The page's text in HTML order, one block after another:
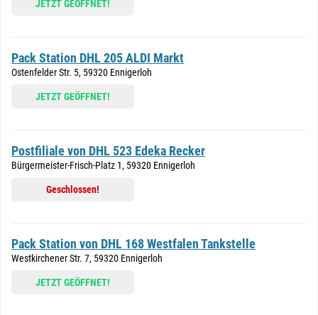
JETZT GEÖFFNET!
Pack Station DHL 205 ALDI Markt
Ostenfelder Str. 5, 59320 Ennigerloh
JETZT GEÖFFNET!
Postfiliale von DHL 523 Edeka Recker
Bürgermeister-Frisch-Platz 1, 59320 Ennigerloh
Geschlossen!
Pack Station von DHL 168 Westfalen Tankstelle
Westkirchener Str. 7, 59320 Ennigerloh
JETZT GEÖFFNET!